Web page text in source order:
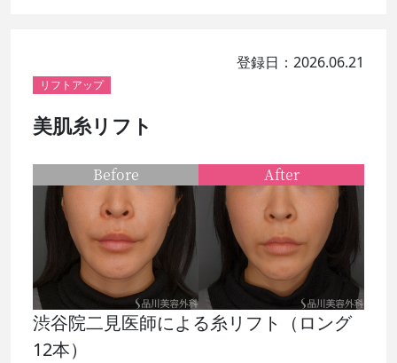
登録日：2026.06.21
リフトアップ
美肌糸リフト
渋谷院二見医師による糸リフト（ロング
12本）
Before After